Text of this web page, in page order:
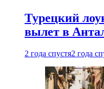
Турецкий
вылет в
2 года спустя2 года